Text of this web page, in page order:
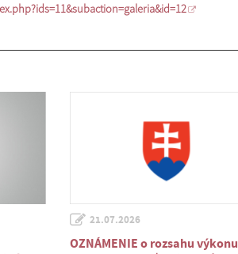
21.07.2026
OZNÁMENIE o rozsahu výkonu